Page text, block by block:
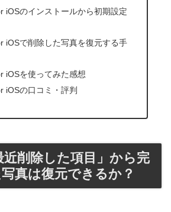
iOSのインストールから初期設定
iOSで削除した写真を復元する手
iOSを使ってみた感想
iOSの口コミ・評判
削除した項目」から完
真は復元できるか？